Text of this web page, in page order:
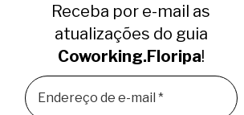
Receba por e-mail as
atualizações do guia
Coworking.Floripa!